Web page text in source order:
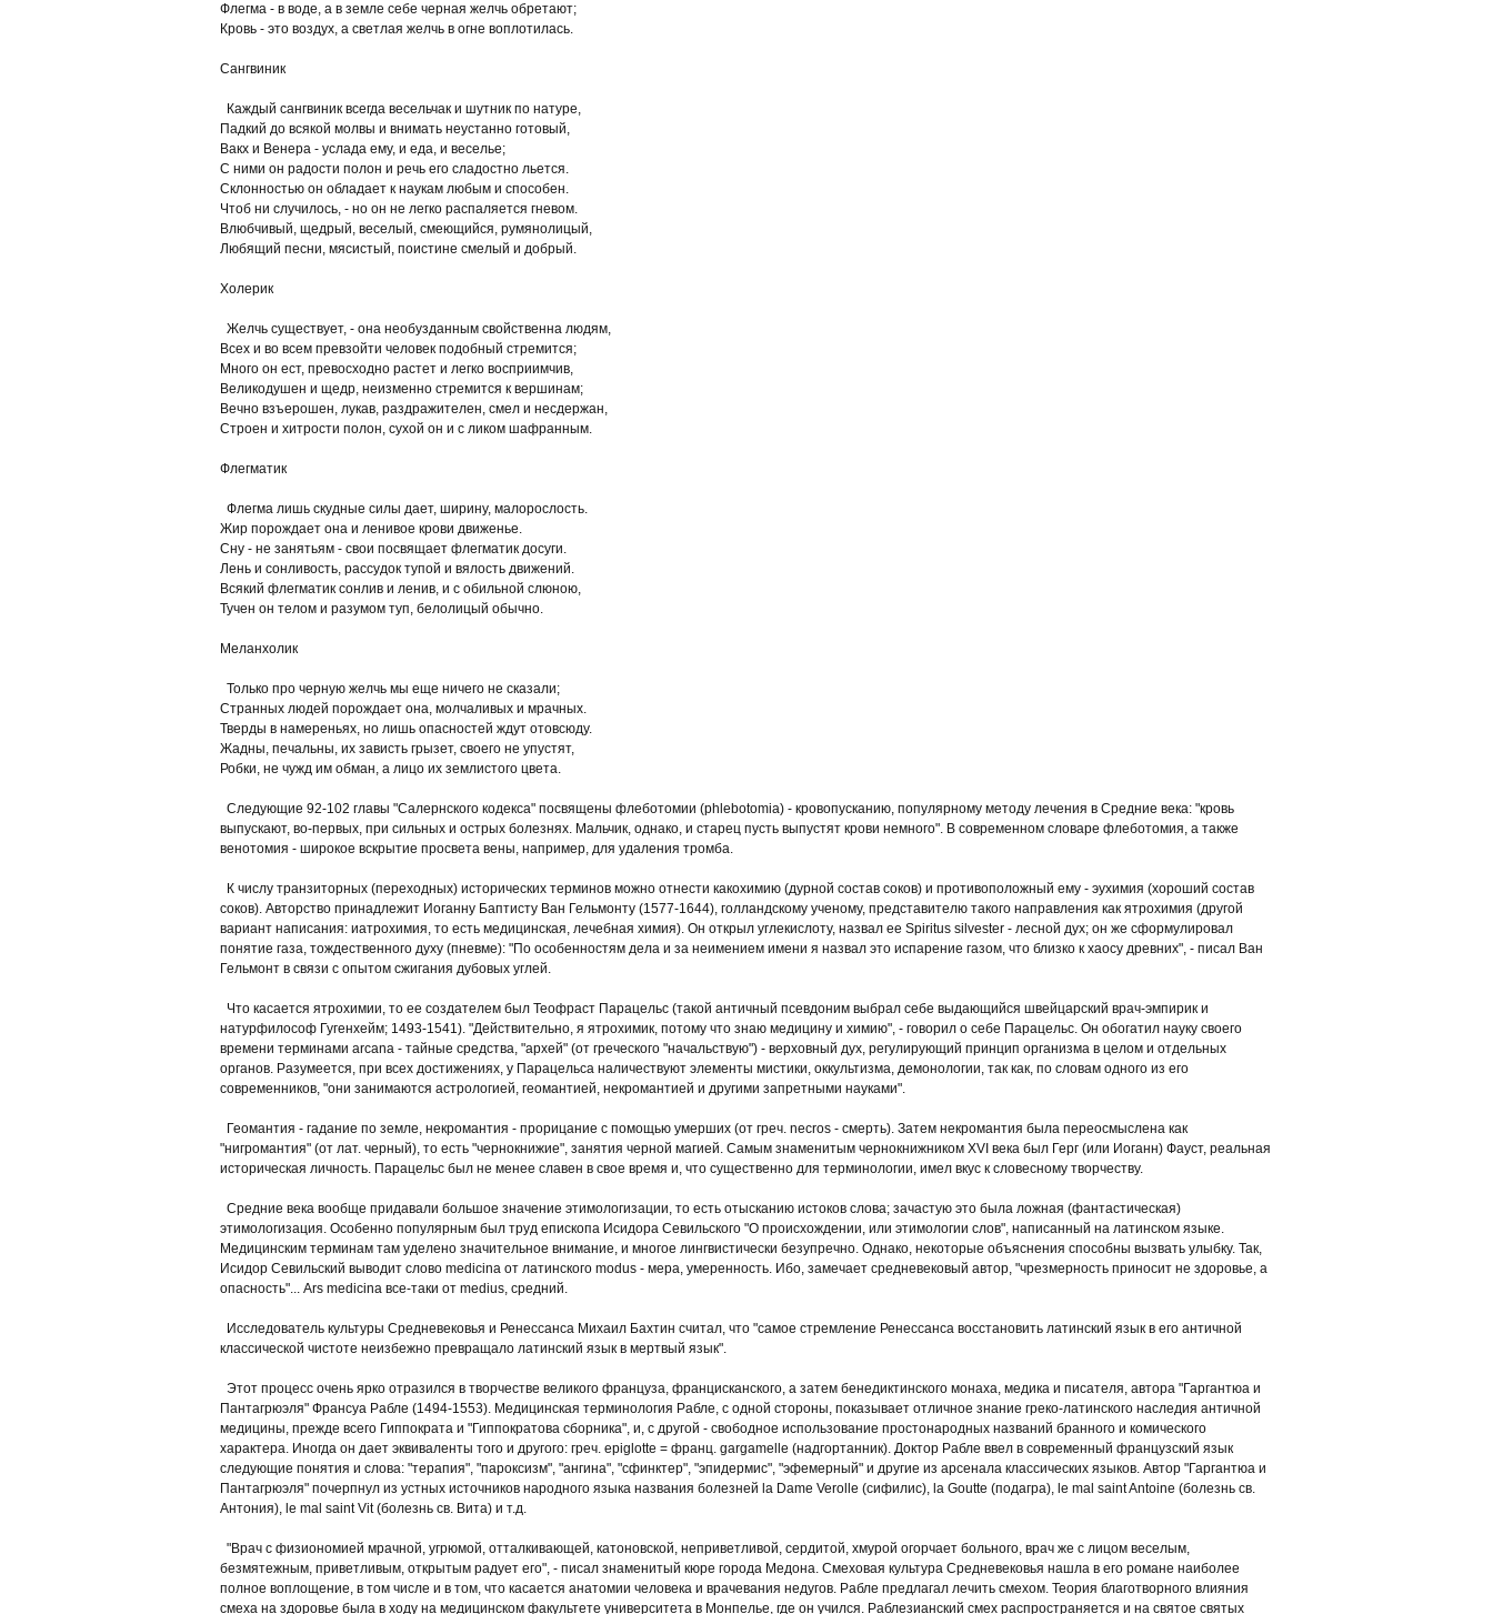
Флегма - в воде, а в земле себе черная желчь обретают;
Кровь - это воздух, а светлая желчь в огне воплотилась.
Сангвиник
Каждый сангвиник всегда весельчак и шутник по натуре,
Падкий до всякой молвы и внимать неустанно готовый,
Вакх и Венера - услада ему, и еда, и веселье;
С ними он радости полон и речь его сладостно льется.
Склонностью он обладает к наукам любым и способен.
Чтоб ни случилось, - но он не легко распаляется гневом.
Влюбчивый, щедрый, веселый, смеющийся, румянолицый,
Любящий песни, мясистый, поистине смелый и добрый.
Холерик
Желчь существует, - она необузданным свойственна людям,
Всех и во всем превзойти человек подобный стремится;
Много он ест, превосходно растет и легко восприимчив,
Великодушен и щедр, неизменно стремится к вершинам;
Вечно взъерошен, лукав, раздражителен, смел и несдержан,
Строен и хитрости полон, сухой он и с ликом шафранным.
Флегматик
Флегма лишь скудные силы дает, ширину, малорослость.
Жир порождает она и ленивое крови движенье.
Сну - не занятьям - свои посвящает флегматик досуги.
Лень и сонливость, рассудок тупой и вялость движений.
Всякий флегматик сонлив и ленив, и с обильной слюною,
Тучен он телом и разумом туп, белолицый обычно.
Меланхолик
Только про черную желчь мы еще ничего не сказали;
Странных людей порождает она, молчаливых и мрачных.
Тверды в намереньях, но лишь опасностей ждут отовсюду.
Жадны, печальны, их зависть грызет, своего не упустят,
Робки, не чужд им обман, а лицо их землистого цвета.
Следующие 92-102 главы "Салернского кодекса" посвящены флеботомии (phlebotomia) - кровопусканию, популярному методу лечения в Средние века: "кровь
выпускают, во-первых, при сильных и острых болезнях. Мальчик, однако, и старец пусть выпустят крови немного". В современном словаре флеботомия, а также
венотомия - широкое вскрытие просвета вены, например, для удаления тромба.
К числу транзиторных (переходных) исторических терминов можно отнести какохимию (дурной состав соков) и противоположный ему - эухимия (хороший состав
соков). Авторство принадлежит Иоганну Баптисту Ван Гельмонту (1577-1644), голландскому ученому, представителю такого направления как ятрохимия (другой
вариант написания: иатрохимия, то есть медицинская, лечебная химия). Он открыл углекислоту, назвал ее Spiritus silvester - лесной дух; он же сформулировал
понятие газа, тождественного духу (пневме): "По особенностям дела и за неимением имени я назвал это испарение газом, что близко к хаосу древних", - писал Ван
Гельмонт в связи с опытом сжигания дубовых углей.
Что касается ятрохимии, то ее создателем был Теофраст Парацельс (такой античный псевдоним выбрал себе выдающийся швейцарский врач-эмпирик и
натурфилософ Гугенхейм; 1493-1541). "Действительно, я ятрохимик, потому что знаю медицину и химию", - говорил о себе Парацельс. Он обогатил науку своего
времени терминами arcana - тайные средства, "архей" (от греческого "начальствую") - верховный дух, регулирующий принцип организма в целом и отдельных
органов. Разумеется, при всех достижениях, у Парацельса наличествуют элементы мистики, оккультизма, демонологии, так как, по словам одного из его
современников, "они занимаются астрологией, геомантией, некромантией и другими запретными науками".
Геомантия - гадание по земле, некромантия - прорицание с помощью умерших (от греч. necros - смерть). Затем некромантия была переосмыслена как
"нигромантия" (от лат. черный), то есть "чернокнижие", занятия черной магией. Самым знаменитым чернокнижником XVI века был Герг (или Иоганн) Фауст, реальная
историческая личность. Парацельс был не менее славен в свое время и, что существенно для терминологии, имел вкус к словесному творчеству.
Средние века вообще придавали большое значение этимологизации, то есть отысканию истоков слова; зачастую это была ложная (фантастическая)
этимологизация. Особенно популярным был труд епископа Исидора Севильского "О происхождении, или этимологии слов", написанный на латинском языке.
Медицинским терминам там уделено значительное внимание, и многое лингвистически безупречно. Однако, некоторые объяснения способны вызвать улыбку. Так,
Исидор Севильский выводит слово medicina от латинского modus - мера, умеренность. Ибо, замечает средневековый автор, "чрезмерность приносит не здоровье, а
опасность"... Ars medicina все-таки от medius, средний.
Исследователь культуры Средневековья и Ренессанса Михаил Бахтин считал, что "самое стремление Ренессанса восстановить латинский язык в его античной
классической чистоте неизбежно превращало латинский язык в мертвый язык".
Этот процесс очень ярко отразился в творчестве великого француза, францисканского, а затем бенедиктинского монаха, медика и писателя, автора "Гаргантюа и
Пантагрюэля" Франсуа Рабле (1494-1553). Медицинская терминология Рабле, с одной стороны, показывает отличное знание греко-латинского наследия античной
медицины, прежде всего Гиппократа и "Гиппократова сборника", и, с другой - свободное использование простонародных названий бранного и комического
характера. Иногда он дает эквиваленты того и другого: греч. epiglotte = франц. gargamelle (надгортанник). Доктор Рабле ввел в современный французский язык
следующие понятия и слова: "терапия", "пароксизм", "ангина", "сфинктер", "эпидермис", "эфемерный" и другие из арсенала классических языков. Автор "Гаргантюа и
Пантагрюэля" почерпнул из устных источников народного языка названия болезней la Dame Verolle (сифилис), la Goutte (подагра), le mal saint Antoine (болезнь св.
Антония), le mal saint Vit (болезнь св. Вита) и т.д.
"Врач с физиономией мрачной, угрюмой, отталкивающей, катоновской, неприветливой, сердитой, хмурой огорчает больного, врач же с лицом веселым,
безмятежным, приветливым, открытым радует его", - писал знаменитый кюре города Медона. Смеховая культура Средневековья нашла в его романе наиболее
полное воплощение, в том числе и в том, что касается анатомии человека и врачевания недугов. Рабле предлагал лечить смехом. Теория благотворного влияния
смеха на здоровье была в ходу на медицинском факультете университета в Монпелье, где он учился. Раблезианский смех распространяется и на святое святых